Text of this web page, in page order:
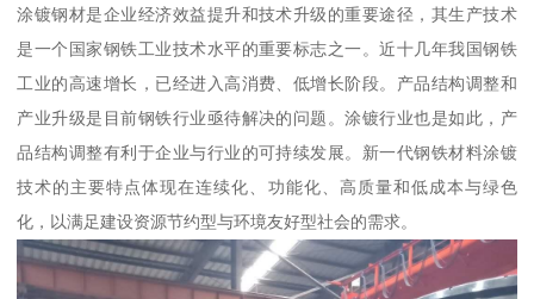
涂镀钢材是企业经济效益提升和技术升级的重要途径，其生产技术
是一个国家钢铁工业技术水平的重要标志之一。近十几年我国钢铁
工业的高速增长，已经进入高消费、低增长阶段。产品结构调整和
产业升级是目前钢铁行业亟待解决的问题。涂镀行业也是如此，产
品结构调整有利于企业与行业的可持续发展。新一代钢铁材料涂镀
技术的主要特点体现在连续化、功能化、高质量和低成本与绿色
化，以满足建设资源节约型与环境友好型社会的需求。